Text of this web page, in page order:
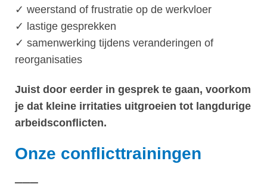
​​✓ weerstand of frustratie op de werkvloer
​​✓ lastige gesprekken
​​✓ samenwerking tijdens veranderingen of
reorganisaties
Juist door eerder in gesprek te gaan, voorkom
je dat kleine irritaties uitgroeien tot langdurige
arbeidsconflicten.
Onze conflicttrainingen
───